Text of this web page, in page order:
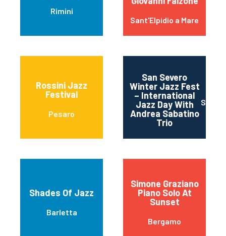
Rimini
Sant'Elpidio a Mare
Rossini Jazz
Festival
Pesaro
San Severo
Winter Jazz Fest
– International
Jazz Day With
Andrea Sabatino
Trio
SAN
Shades Of Jazz
Barletta
Simone Graziano
Piano Solo At
Sunset
Bergamo